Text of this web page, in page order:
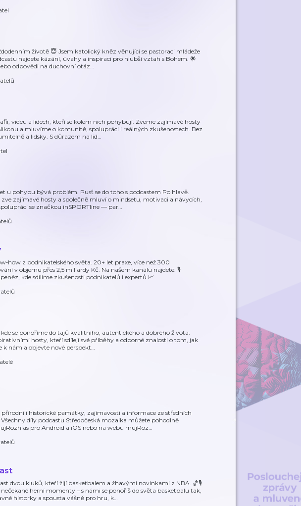
životě 😇 Jsem katolický kněz věnující se pastoraci mládeže
najdete kázání, úvahy a inspiraci pro hlubší vztah s Bohem. 🌟
odpovědi na duchovní otáz…
videu a lidech, kteří se kolem nich pohybují. Zveme zajímavé hosty
a mluvíme o komunitě, spolupráci i reálných zkušenostech. Bez
a lidsky. S důrazem na lid…
u pohybu bývá problém. Pusť se do toho s podcastem Po hlavě.
zajímavé hosty a společně mluví o mindsetu, motivaci a návycích,
se značkou inSPORTline — par…
z podnikatelského světa. 20+ let praxe, více než 300
v objemu přes 2,5 miliardy Kč. Na našem kanálu najdete: 🎙
kde sdílíme zkušenosti podnikatelů i expertů 📈…
se ponoříme do tajů kvalitního, autentického a dobrého života.
hosty, kteří sdílejí své příběhy a odborné znalosti o tom, jak
k nám a objevte nové perspekt…
přírodní i historické památky, zajímavosti a informace ze středních
díly podcastu Středočeská mozaika můžete pohodlně
pro Android a iOS nebo na webu mujRoz…
dvou kluků, kteří žijí basketbalem a žhavými novinkami z NBA. 🏀🎙️
herní momenty – s námi se ponoříš do světa basketbalu tak,
historky a spousta vášně pro hru, k…